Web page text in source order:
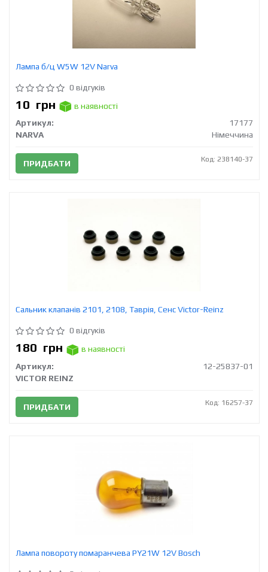
Лампа б/ц W5W 12V Narva
0 відгуків
10 грн
в наявності
Артикул:
17177
NARVA
Німеччина
ПРИДБАТИ Код: 238140-37
Сальник клапанів 2101, 2108, Таврія, Сенс Victor-Reinz
0 відгуків
180 грн
в наявності
Артикул:
12-25837-01
VICTOR REINZ
ПРИДБАТИ Код: 16257-37
Лампа повороту помаранчева PY21W 12V Bosch